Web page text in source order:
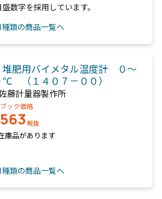
数字を採用しています。
種類の商品一覧へ
肥用バイメタル温度計 ０～
℃ （１４０７－００）
佐藤計量器製作所
ック価格
税抜
庫品があります
種類の商品一覧へ